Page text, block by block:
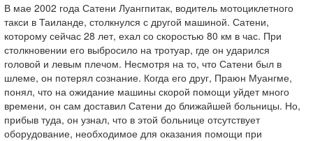
В мае 2002 года Сатени Луангпитак, водитель мотоциклетного
такси в Таиланде, столкнулся с другой машиной. Сатени,
которому сейчас 28 лет, ехал со скоростью 80 км в час. При
столкновении его выбросило на тротуар, где он ударился
головой и левым плечом. Несмотря на то, что Сатени был в
шлеме, он потерял сознание. Когда его друг, Праюн Муангме,
понял, что на ожидание машины скорой помощи уйдет много
времени, он сам доставил Сатени до ближайшей больницы. Но,
прибыв туда, он узнал, что в этой больнице отсутствует
оборудование, необходимое для оказания помощи при